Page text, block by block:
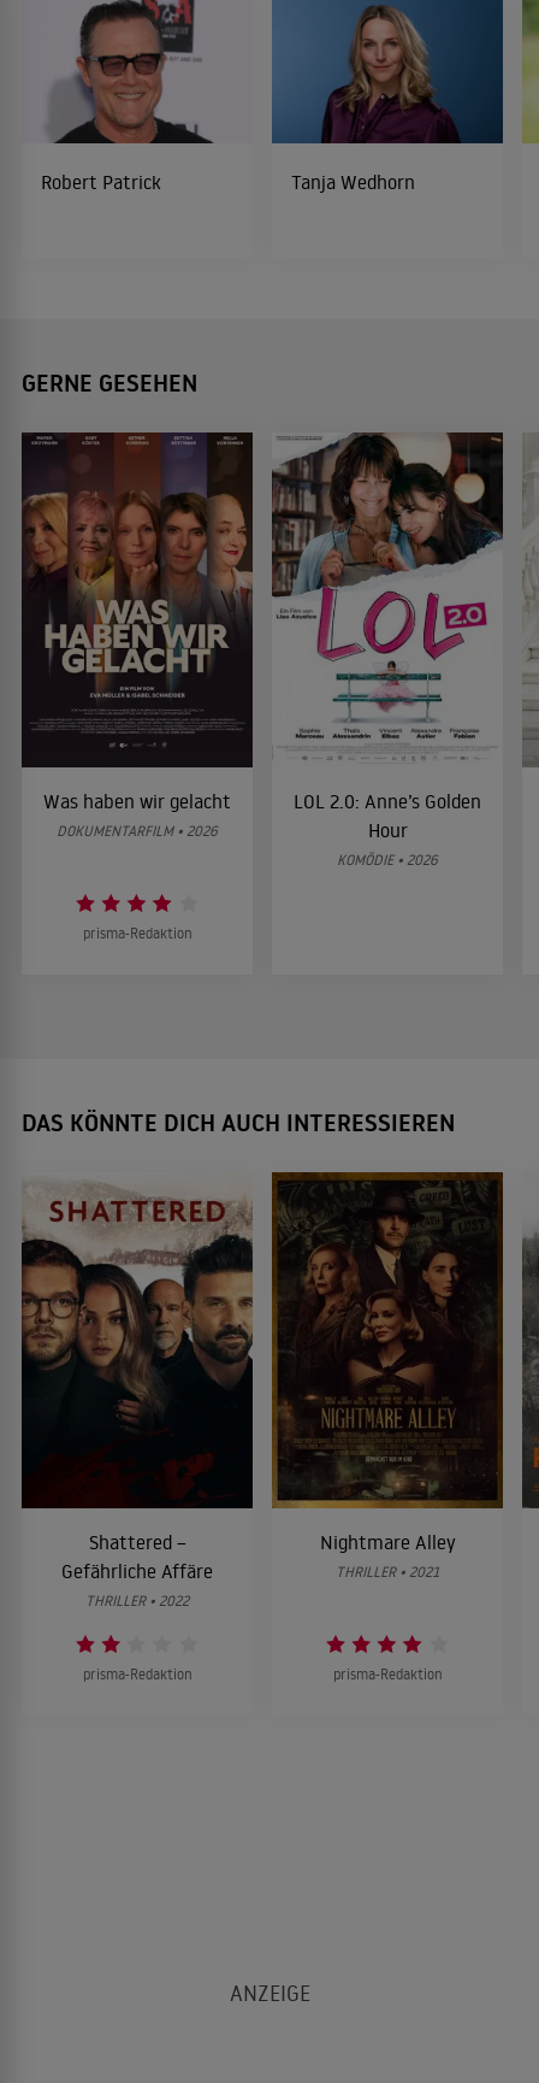
Robert Patrick Tanja Wedhorn
GERNE GESEHEN
Was haben wir gelacht
DOKUMENTARFILM • 2026
prisma-Redaktion
LOL 2.0: Anne’s Golden
Hour
KOMÖDIE • 2026
DAS KÖNNTE DICH AUCH INTERESSIEREN
Shattered –
Gefährliche Affäre
THRILLER • 2022
prisma-Redaktion
Nightmare Alley
THRILLER • 2021
prisma-Redaktion